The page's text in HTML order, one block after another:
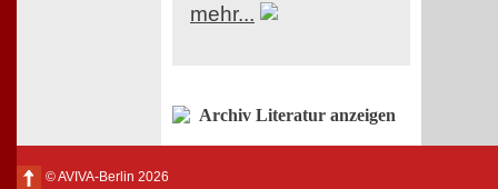
mehr...
Archiv Literatur anzeigen
© AVIVA-Berlin 2026